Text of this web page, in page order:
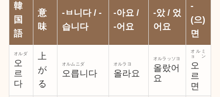
韓
国
語
意
味
-ㅂ니다 / -
습니다
-아요 /
-어요
-았 / 었
어요
-
(으)
면
오
르
다
オルダ
上
が
る
오릅니다
オルムニダ
올라요
オルラヨ
올랐어
요
オルラッソヨ
오
르
면
オルミ
ョン